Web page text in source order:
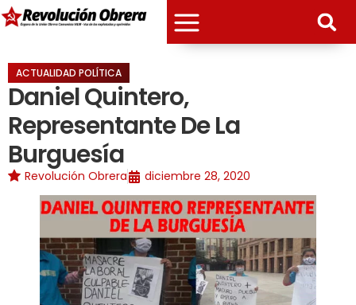
ACTUALIDAD POLÍTICA
Daniel Quintero,
Representante De La
Burguesía
Revolución Obrera diciembre 28, 2020